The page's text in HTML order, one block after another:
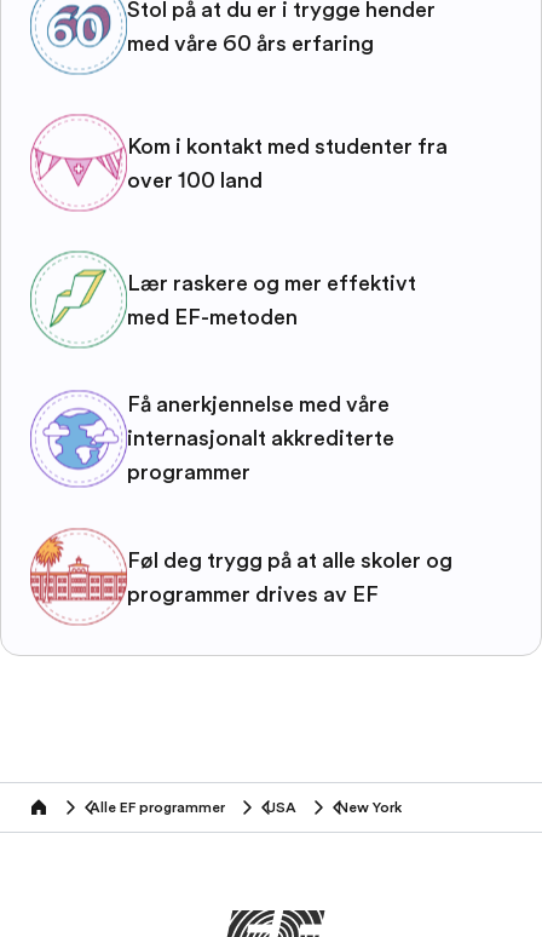
Stol på at du er i trygge hender
med våre 60 års erfaring
Kom i kontakt med studenter fra
over 100 land
Lær raskere og mer effektivt
med EF-metoden
Få anerkjennelse med våre
internasjonalt akkrediterte
programmer
Føl deg trygg på at alle skoler og
programmer drives av EF
home Alle EF programmer USA New York